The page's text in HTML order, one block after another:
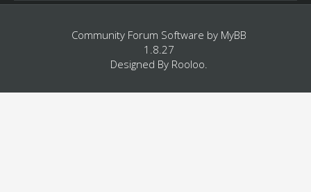
Community Forum Software by MyBB
1.8.27
Designed By Rooloo.